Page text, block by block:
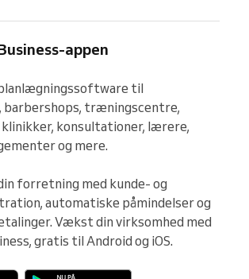
appen
til
barbershops, træningscentre,
klinikker, konsultationer, lærere,
og mere.
forretning med kunde- og
automatiske påmindelser og
Vækst din virksomhed med
gratis til Android og iOS.